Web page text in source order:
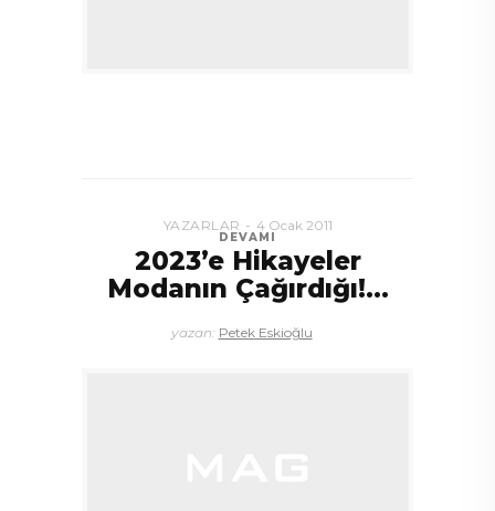
DEVAMI
YAZARLAR 4 Ocak 2011
2023’e Hikayeler
Modanın Çağırdığı!…
yazan: Petek Eskioğlu